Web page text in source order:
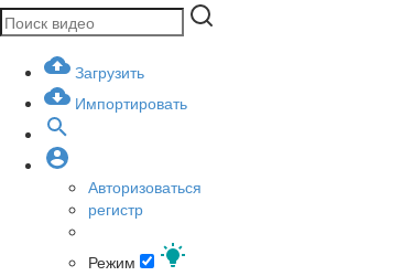
Загрузить
Импортировать
Авторизоваться
регистр
Режим